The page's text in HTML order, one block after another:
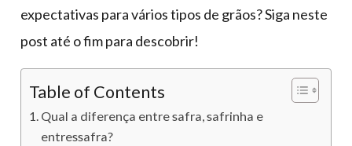
expectativas para vários tipos de grãos? Siga neste
post até o fim para descobrir!
Table of Contents
Qual a diferença entre safra, safrinha e
entressafra?